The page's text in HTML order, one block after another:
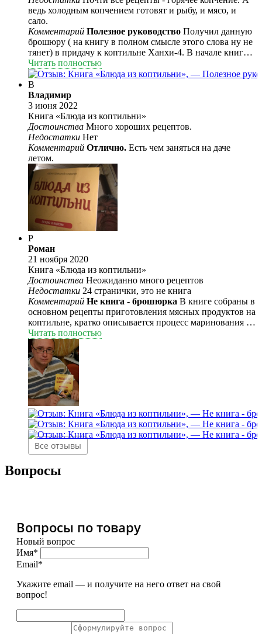
ведь холодным копчением готовят и рыбу, и мясо, и
сало.
Комментарий Полезное руководство Получил данную
брошюру ( на книгу в полном смысле этого слова ну не
тянет) в придачу к коптильне Ханхи-4. В начале книги
подробно описано как подготовить продукты к
копчению. Далее уже даны конкретные рецепты,
сгруппированные по продуктам. Полезно.
Познавательно. Руководство к действию.
Читать полностью
В
Владимир
3 июня 2022
Книга «Блюда из коптильни»
Достоинства Много хороших рецептов.
Недостатки Нет
Комментарий Отлично. Есть чем заняться на даче
летом.
Р
Роман
21 ноября 2020
Книга «Блюда из коптильни»
Достоинства Неожиданно много рецептов
Недостатки 24 странички, это не книга
Комментарий Не книга - брошюрка В книге собраны в
основном рецепты приготовления мясных продуктов на
коптильне, кратко описывается процесс маринования и
копчения.
Читать полностью
Все отзывы
Вопросы
Вопросы по товару
Новый вопрос
Имя*
Email*
Укажите email — и получите на него ответ на свой
вопрос!